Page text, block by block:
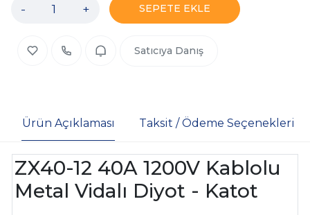
- + SEPETE EKLE
Satıcıya Danış
Ürün Açıklaması Taksit / Ödeme Seçenekleri
ZX40-12 40A 1200V Kablolu
Metal Vidalı Diyot - Katot